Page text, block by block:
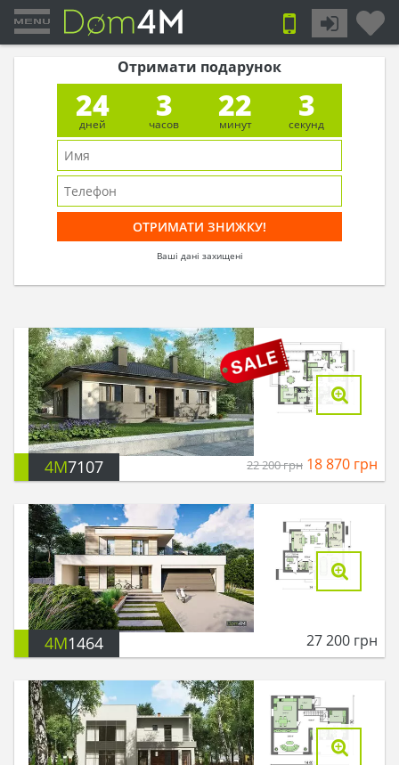
Отримати подарунок
24
дней
3
часов
22
минут
2
секунд
Ваші дані захищені
4M7107 22 200грн 18 870 грн
4M1464 27 200 грн